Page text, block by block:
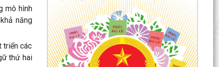
mô hình
năng
triển các
thứ hai